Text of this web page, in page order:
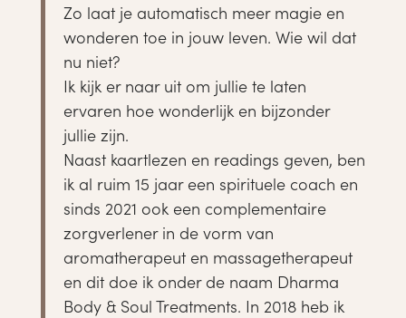
Zo laat je automatisch meer magie en
wonderen toe in jouw leven. Wie wil dat
nu niet?
Ik kijk er naar uit om jullie te laten
ervaren hoe wonderlijk en bijzonder
jullie zijn.
Naast kaartlezen en readings geven, ben
ik al ruim 15 jaar een spirituele coach en
sinds 2021 ook een complementaire
zorgverlener in de vorm van
aromatherapeut en massagetherapeut
en dit doe ik onder de naam Dharma
Body & Soul Treatments. In 2018 heb ik